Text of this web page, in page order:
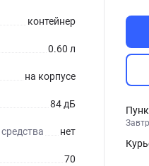
контейнер
0.60 л
на корпусе
84 дБ
нет
70